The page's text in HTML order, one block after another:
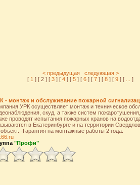
< предыдущая
следующая >
[ 1 ] [ 2 ] [ 3 ] [ 4 ] [ 5 ] [ 6 ] [ 7 ] [ 8 ] [ 9 ] [ ]
- монтаж и обслуживание пожарной
УРК осуществляет монтаж и техническое
скуд, а также систем
проводят испытания пожарных кранов на
в Екатеринбурге и на территории
-Гарантия на монтажные работы 2 года.
"Профи"